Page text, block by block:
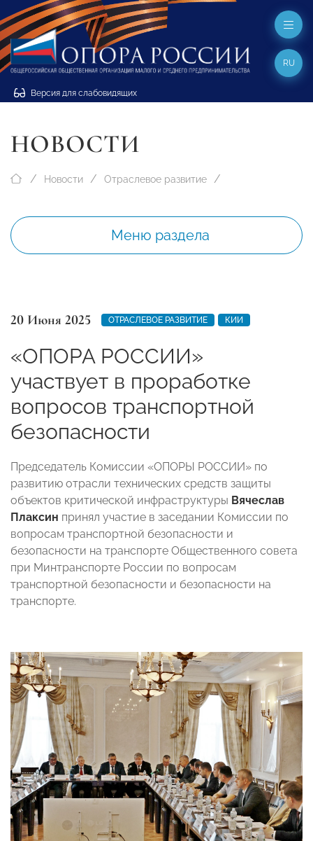
Версия для слабовидящих
RU
НОВОСТИ
Новости Отраслевое развитие
Меню раздела
20 Июня 2025 ОТРАСЛЕВОЕ РАЗВИТИЕ КИИ
«ОПОРА РОССИИ»
участвует в проработке
вопросов транспортной
безопасности
Председатель Комиссии «ОПОРЫ РОССИИ» по
развитию отрасли технических средств защиты
объектов критической инфраструктуры Вячеслав
Плаксин принял участие в заседании Комиссии по
вопросам транспортной безопасности и
безопасности на транспорте Общественного совета
при Минтранспорте России по вопросам
транспортной безопасности и безопасности на
транспорте.